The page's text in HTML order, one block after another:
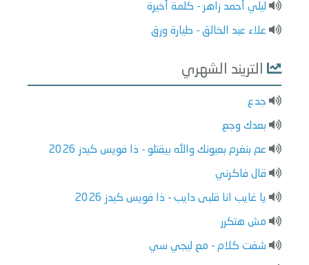
ليلي أحمد زاهر - كلمة أخيرة
علاء عبد الخالق - طيارة ورق
التريند الشهري
جدع
بعدك وجع
عم بنغرم بعيونك والله بيقتلو - ذا فويس كيدز 2026
قال فاكرني
يا غايب انا قلبى دايب - ذا فويس كيدز 2026
مش هتكرر
شفت كلام - مع ليجي سي